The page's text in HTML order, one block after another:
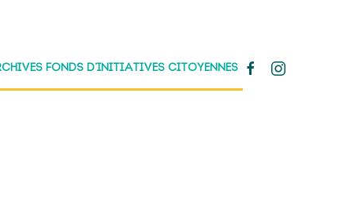
FONDS D’INITIATIVES CITOYENNES